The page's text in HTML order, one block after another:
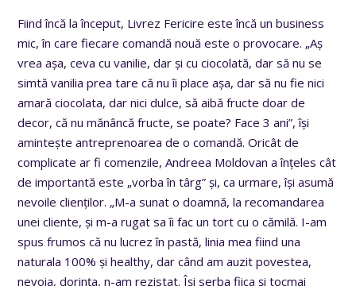
Fiind încă la început, Livrez Fericire este încă un business
mic, în care fiecare comandă nouă este o provocare. „Aș
vrea așa, ceva cu vanilie, dar și cu ciocolată, dar să nu se
simtă vanilia prea tare că nu îi place așa, dar să nu fie nici
amară ciocolata, dar nici dulce, să aibă fructe doar de
decor, că nu mănâncă fructe, se poate? Face 3 ani”, își
amintește antreprenoarea de o comandă. Oricât de
complicate ar fi comenzile, Andreea Moldovan a înțeles cât
de importantă este „vorba în târg” și, ca urmare, își asumă
nevoile clienților. „M-a sunat o doamnă, la recomandarea
unei cliente, și m-a rugat sa îi fac un tort cu o cămilă. I-am
spus frumos că nu lucrez în pastă, linia mea fiind una
naturala 100% și healthy, dar când am auzit povestea,
nevoia, dorința, n-am rezistat. Își serba fiica și tocmai